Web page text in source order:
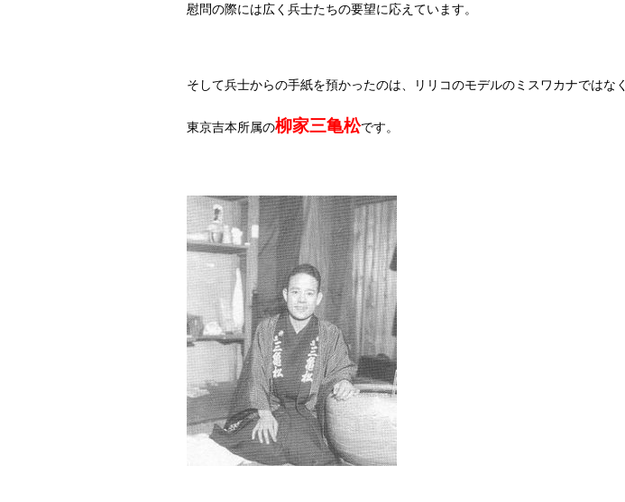
慰問の際には広く兵士たちの要望に応えています。
そして兵士からの手紙を預かったのは、リリコのモデルのミスワカナではなく
東京吉本所属の柳家三亀松です。